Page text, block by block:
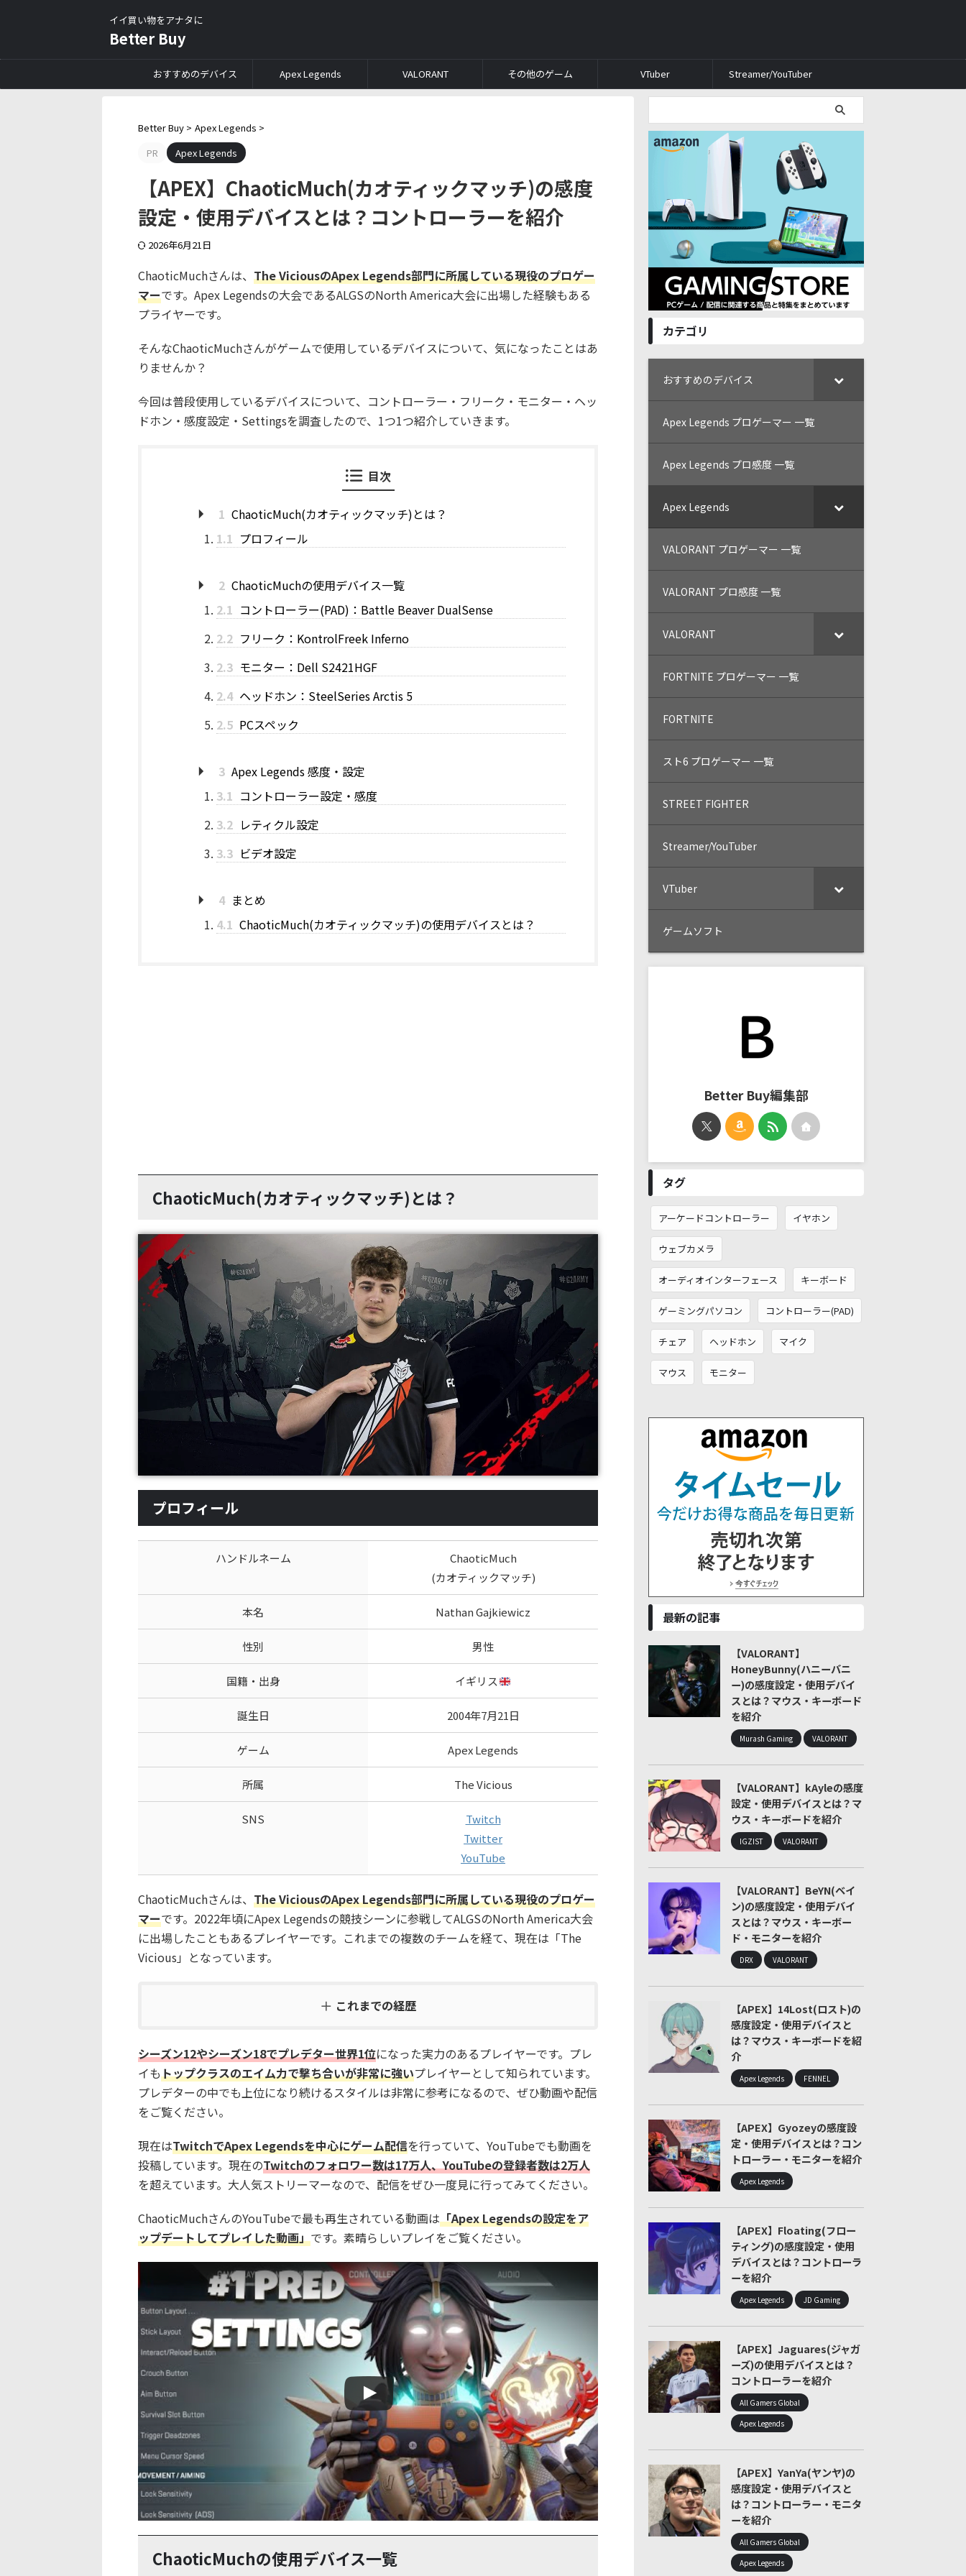
イイ買い物をアナタに
Better Buy
おすすめのデバイス Apex Legends VALORANT その他のゲーム VTuber Streamer/YouTuber
Better Buy > Apex Legends >
PR
Apex Legends
【APEX】ChaoticMuch(カオティックマッチ)の感度
設定・使用デバイスとは？コントローラーを紹介
2026年6月21日
ChaoticMuchさんは、 The ViciousのApex Legends部門に所属している現役のプロゲー
マーです。Apex Legendsの大会であるALGSのNorth America大会に出場した経験もある
プライヤーです。
そんなChaoticMuchさんがゲームで使用しているデバイスについて、気になったことはあ
りませんか？
今回は普段使用しているデバイスについて、コントローラー・フリーク・モニター・ヘッ
ドホン・感度設定・Settingsを調査したので、1つ1つ紹介していきます。
目次
1 ChaoticMuch(カオティックマッチ)とは？
1.1 プロフィール
2 ChaoticMuchの使用デバイス一覧
2.1 コントローラー(PAD)：Battle Beaver DualSense
2.2 フリーク：KontrolFreek Inferno
2.3 モニター：Dell S2421HGF
2.4 ヘッドホン：SteelSeries Arctis 5
2.5 PCスペック
3 Apex Legends 感度・設定
3.1 コントローラー設定・感度
3.2 レティクル設定
3.3 ビデオ設定
4 まとめ
4.1 ChaoticMuch(カオティックマッチ)の使用デバイスとは？
ChaoticMuch(カオティックマッチ)とは？
プロフィール
ハンドルネーム
ChaoticMuch
(カオティックマッチ)
本名 Nathan Gajkiewicz
性別 男性
国籍・出身 イギリス
誕生日 2004年7月21日
ゲーム Apex Legends
所属 The Vicious
SNS
Twitch
Twitter
YouTube
ChaoticMuchさんは、 The ViciousのApex Legends部門に所属している現役のプロゲー
マーです。2022年頃にApex Legendsの競技シーンに参戦してALGSのNorth America大会
に出場したこともあるプレイヤーです。これまでの複数のチームを経て、現在は「The
Vicious」となっています。
これまでの経歴
シーズン12やシーズン18でプレデター世界1位になった実力のあるプレイヤーです。プレ
イもトップクラスのエイム力で撃ち合いが非常に強いプレイヤーとして知られています。
プレデターの中でも上位になり続けるスタイルは非常に参考になるので、ぜひ動画や配信
をご覧ください。
現在はTwitchでApex Legendsを中心にゲーム配信を行っていて、YouTubeでも動画を
投稿しています。現在のTwitchのフォロワー数は17万人、YouTubeの登録者数は2万人
を超えています。大人気ストリーマーなので、配信をぜひ一度見に行ってみてください。
ChaoticMuchさんのYouTubeで最も再生されている動画は「Apex Legendsの設定をア
ップデートしてプレイした動画」です。素晴らしいプレイをご覧ください。
この動画を YouTube で視聴
ChaoticMuchの使用デバイス一覧
カテゴリ
おすすめのデバイス
Apex Legends プロゲーマー 一覧
Apex Legends プロ感度 一覧
Apex Legends
VALORANT プロゲーマー 一覧
VALORANT プロ感度 一覧
VALORANT
FORTNITE プロゲーマー 一覧
FORTNITE
スト6 プロゲーマー 一覧
STREET FIGHTER
Streamer/YouTuber
VTuber
ゲームソフト
Better Buy編集部
タグ
アーケードコントローラー イヤホン
ウェブカメラ
オーディオインターフェース キーボード
ゲーミングパソコン コントローラー(PAD)
チェア ヘッドホン マイク
マウス モニター
最新の記事
【VALORANT】
HoneyBunny(ハニーバニ
ー)の感度設定・使用デバイ
スとは？マウス・キーボード
を紹介
Murash Gaming VALORANT
【VALORANT】kAyleの感度
設定・使用デバイスとは？マ
ウス・キーボードを紹介
IGZIST VALORANT
【VALORANT】BeYN(ベイ
ン)の感度設定・使用デバイ
スとは？マウス・キーボー
ド・モニターを紹介
DRX VALORANT
【APEX】14Lost(ロスト)の
感度設定・使用デバイスと
は？マウス・キーボードを紹
介
Apex Legends FENNEL
【APEX】Gyozeyの感度設
定・使用デバイスとは？コン
トローラー・モニターを紹介
Apex Legends
【APEX】Floating(フロー
ティング)の感度設定・使用
デバイスとは？コントローラ
ーを紹介
Apex Legends JD Gaming
【APEX】Jaguares(ジャガ
ーズ)の使用デバイスとは？
コントローラーを紹介
All Gamers Global
Apex Legends
【APEX】YanYa(ヤンヤ)の
感度設定・使用デバイスと
は？コントローラー・モニタ
ーを紹介
All Gamers Global
Apex Legends